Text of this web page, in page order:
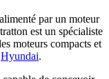
par un moteur
est un spécialiste
moteurs compacts et
Hyundai.